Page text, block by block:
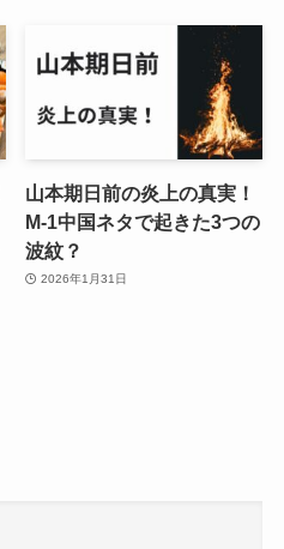
山本期日前の炎上の真実！
M-1中国ネタで起きた3つの
波紋？
2026年1月31日